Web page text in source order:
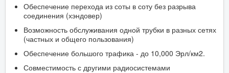
Обеспечение перехода из соты в соту без разрыва
соединения (хэндовер)
Возможность обслуживания одной трубки в разных сетях
(частных и общего пользования)
Обеспечение большого трафика - до 10,000 Эрл/км2.
Совместимость с другими радиосистемами